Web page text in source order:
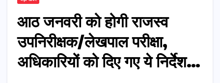
आठ जनवरी को होगी राजस्व
उपनिरीक्षक/लेखपाल परीक्षा,
अधिकारियों को दिए गए ये निर्देश…